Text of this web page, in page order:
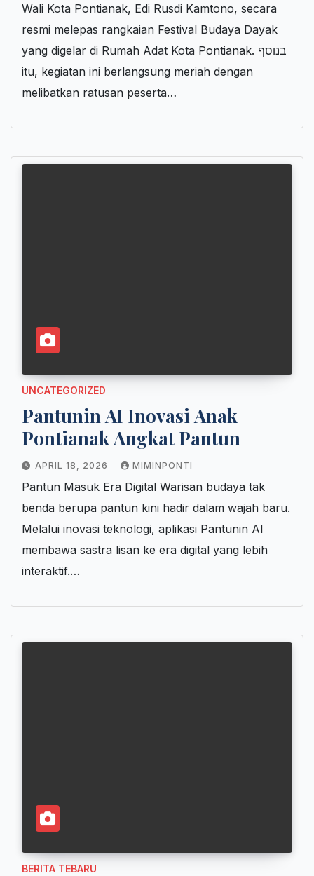
Wali Kota Pontianak, Edi Rusdi Kamtono, secara
resmi melepas rangkaian Festival Budaya Dayak
yang digelar di Rumah Adat Kota Pontianak. בנוסף
itu, kegiatan ini berlangsung meriah dengan
melibatkan ratusan peserta…
UNCATEGORIZED
Pantunin AI Inovasi Anak
Pontianak Angkat Pantun
APRIL 18, 2026 MIMINPONTI
Pantun Masuk Era Digital Warisan budaya tak
benda berupa pantun kini hadir dalam wajah baru.
Melalui inovasi teknologi, aplikasi Pantunin AI
membawa sastra lisan ke era digital yang lebih
interaktif.…
BERITA TEBARU